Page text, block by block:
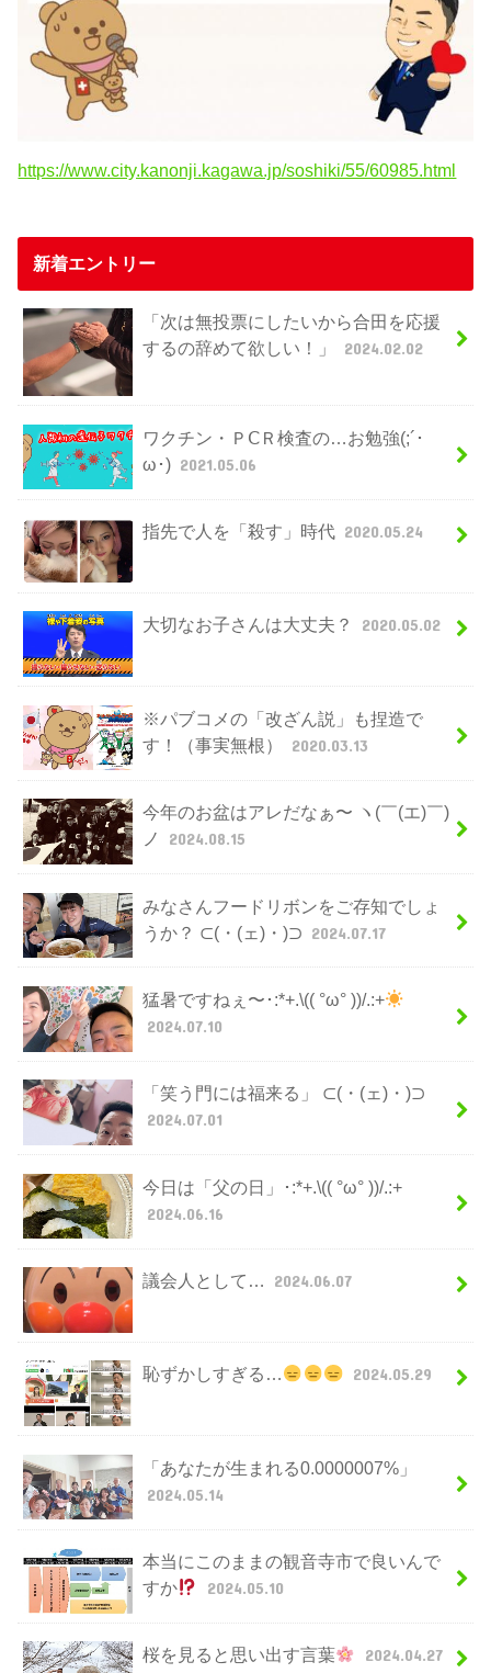
https://www.city.kanonji.kagawa.jp/soshiki/55/60985.html
新着エントリー
「次は無投票にしたいから合田を応援
するの辞めて欲しい！」
2024.02.02
ワクチン・ＰⅭＲ検査の…お勉強(;´･
ω･) 2021.05.06
指先で人を「殺す」時代 2020.05.24
大切なお子さんは大丈夫？ 2020.05.02
※パブコメの「改ざん説」も捏造で
す！（事実無根）
2020.03.13
今年のお盆はアレだなぁ〜 ヽ(￣(エ)￣)
ノ
2024.08.15
みなさんフードリボンをご存知でしょ
うか？ ⊂(・(ェ)・)⊃ 2024.07.17
猛暑ですねぇ〜･:*+.\(( °ω° ))/.:+
2024.07.10
「笑う門には福来る」 ⊂(・(ェ)・)⊃
2024.07.01
今日は「父の日」･:*+.\(( °ω° ))/.:+
2024.06.16
議会人として… 2024.06.07
恥ずかしすぎる… 2024.05.29
「あなたが生まれる0.0000007%」
2024.05.14
本当にこのままの観音寺市で良いんで
すか
2024.05.10
桜を見ると思い出す言葉 2024.04.27